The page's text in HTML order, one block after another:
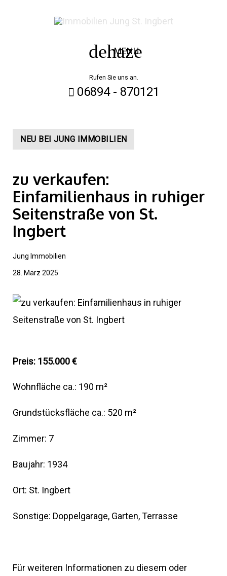
MENU
Rufen Sie uns an.
06894 - 870121
NEU BEI JUNG IMMOBILIEN
zu verkaufen:
Einfamilienhaus in ruhiger
Seitenstraße von St.
Ingbert
Jung Immobilien
28. März 2025
Preis: 155.000 €
Wohnfläche ca.: 190 m²
Grundstücksfläche ca.: 520 m²
Zimmer: 7
Baujahr: 1934
Ort: St. Ingbert
Sonstige: Doppelgarage, Garten, Terrasse
Für weiteren Informationen zu diesem oder